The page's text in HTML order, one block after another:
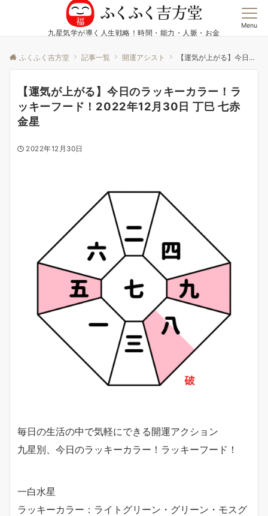
九星気学が導く人生戦略！時間・能力・人脈・お金
Menu
ふくふく吉方堂 記事一覧 開運アシスト 【運気が上がる】今日のラッキーカラー！ラッキーフード！2022年12月30日 丁巳 七赤金星
【運気が上がる】今日のラッキーカラー！ラ
ッキーフード！2022年12月30日 丁巳 七赤
金星
2022年12月30日
毎日の生活の中で気軽にできる開運アクション
九星別、今日のラッキーカラー！ラッキーフード！
一白水星
ラッキーカラー：ライトグリーン・グリーン・モスグ